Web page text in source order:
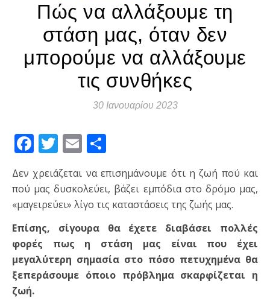
Πώς να αλλάξουμε τη
στάση μας, όταν δεν
μπορούμε να αλλάξουμε
τις συνθήκες
30 Ιανουαρίου 2023
Facebook
Twitter
Email
Δεν χρειάζεται να επισημάνουμε ότι η ζωή πού και
πού μας δυσκολεύει, βάζει εμπόδια στο δρόμο μας,
«μαγειρεύει» λίγο τις καταστάσεις της ζωής μας.
Επίσης, σίγουρα θα έχετε διαβάσει πολλές
φορές πως η στάση μας είναι που έχει
μεγαλύτερη σημασία στο πόσο πετυχημένα θα
ξεπεράσουμε όποιο πρόβλημα σκαρφίζεται η
ζωή.